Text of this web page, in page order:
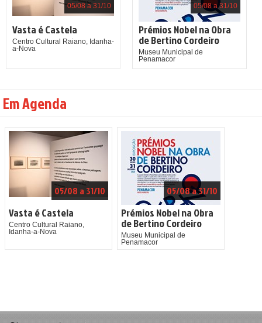
05/08 a 31/10
Vasta é Castela
Centro Cultural Raiano, Idanha-
a-Nova
05/08 a 31/10
Prémios Nobel na Obra
de Bertino Cordeiro
Museu Municipal de
Penamacor
Em Agenda
05/08 a 31/10
Vasta é Castela
Centro Cultural Raiano,
Idanha-a-Nova
05/08 a 31/10
Prémios Nobel na Obra
de Bertino Cordeiro
Museu Municipal de
Penamacor